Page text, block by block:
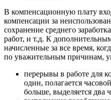
В компенсационную плату
компенсации за
сохранение среднего
работ, и т.д. К
начисленные за все время,
по уважительным причинам,
перерывы в работе для
один, полагается
больше, выделяется два